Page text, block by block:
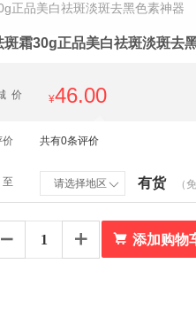
正品美白祛斑淡斑去黑色素神器
斑霜30g正品美白祛斑淡斑去
价 ¥46.00
价 共有0条评价
请选择地区  有货 （
   添加购物